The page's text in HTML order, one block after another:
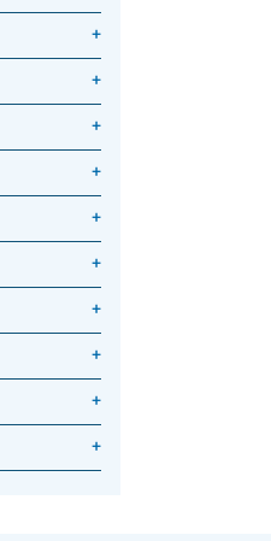
+
+
+
+
+
+
+
+
+
+